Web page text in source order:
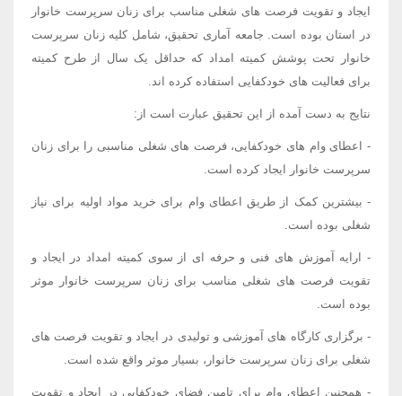
ایجاد و تقویت فرصت های شغلی مناسب برای زنان سرپرست خانوار
در استان بوده است. جامعه آماری تحقیق، شامل کلیه زنان سرپرست
خانوار تحت پوشش کمیته امداد که حداقل یک سال از طرح کمیته
برای فعالیت های خودکفایی استفاده کرده اند.
نتایج به دست آمده از این تحقیق عبارت است از:
- اعطای وام های خودکفایی، فرصت های شغلی مناسبی را برای زنان
سرپرست خانوار ایجاد کرده است.
- بیشترین کمک از طریق اعطای وام برای خرید مواد اولیه برای نیاز
شغلی بوده است.
- ارایه آموزش های فنی و حرفه ای از سوی کمیته امداد در ایجاد و
تقویت فرصت های شغلی مناسب برای زنان سرپرست خانوار موثر
بوده است.
- برگزاری کارگاه های آموزشی و تولیدی در ایجاد و تقویت فرصت های
شغلی برای زنان سرپرست خانوار، بسیار موثر واقع شده است.
- همچنین اعطای وام برای تامین فضای خودکفایی در ایجاد و تقویت